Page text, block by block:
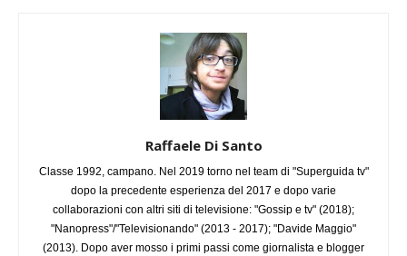
Raffaele Di Santo
Classe 1992, campano. Nel 2019 torno nel team di "Superguida tv"
dopo la precedente esperienza del 2017 e dopo varie
collaborazioni con altri siti di televisione: "Gossip e tv" (2018);
"Nanopress"/"Televisionando" (2013 - 2017); "Davide Maggio"
(2013). Dopo aver mosso i primi passi come giornalista e blogger